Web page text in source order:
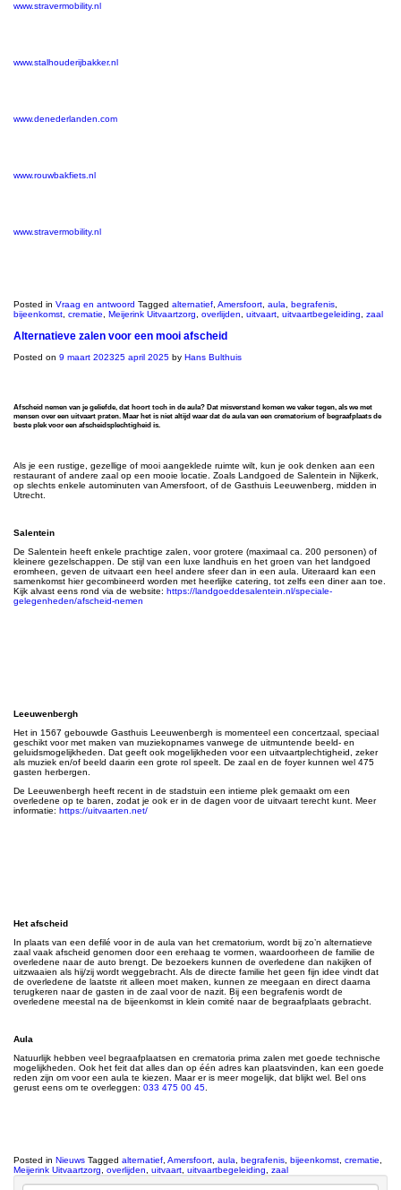
www.stravermobility.nl
www.stalhouderijbakker.nl
www.denederlanden.com
www.rouwbakfiets.nl
www.stravermobility.nl
Posted in Vraag en antwoord Tagged alternatief Amersfoort aula begrafenis
bijeenkomst crematie Meijerink Uitvaartzorg overlijden uitvaart uitvaartbegeleiding zaal
Alternatieve zalen voor een mooi afscheid
Posted on 9 maart 202325 april 2025 by Hans Bulthuis
Afscheid nemen van je geliefde, dat hoort toch in de aula? Dat misverstand komen we vaker tegen, als we met
mensen over een uitvaart praten. Maar het is niet altijd waar dat de aula van een crematorium of begraafplaats de
beste plek voor een afscheidsplechtigheid is.
Als je een rustige, gezellige of mooi aangeklede ruimte wilt, kun je ook denken aan een
restaurant of andere zaal op een mooie locatie. Zoals Landgoed de Salentein in Nijkerk,
op slechts enkele autominuten van Amersfoort, of de Gasthuis Leeuwenberg, midden in
Utrecht.
Salentein
De Salentein heeft enkele prachtige zalen, voor grotere (maximaal ca. 200 personen) of
kleinere gezelschappen. De stijl van een luxe landhuis en het groen van het landgoed
eromheen, geven de uitvaart een heel andere sfeer dan in een aula. Uiteraard kan een
samenkomst hier gecombineerd worden met heerlijke catering, tot zelfs een diner aan toe.
Kijk alvast eens rond via de website: https://landgoeddesalentein.nl/speciale-
gelegenheden/afscheid-nemen
Leeuwenbergh
Het in 1567 gebouwde Gasthuis Leeuwenbergh is momenteel een concertzaal, speciaal
geschikt voor met maken van muziekopnames vanwege de uitmuntende beeld- en
geluidsmogelijkheden. Dat geeft ook mogelijkheden voor een uitvaartplechtigheid, zeker
als muziek en/of beeld daarin een grote rol speelt. De zaal en de foyer kunnen wel 475
gasten herbergen.
De Leeuwenbergh heeft recent in de stadstuin een intieme plek gemaakt om een
overledene op te baren, zodat je ook er in de dagen voor de uitvaart terecht kunt. Meer
informatie: https://uitvaarten.net/
Het afscheid
In plaats van een defilé voor in de aula van het crematorium, wordt bij zo’n alternatieve
zaal vaak afscheid genomen door een erehaag te vormen, waardoorheen de familie de
overledene naar de auto brengt. De bezoekers kunnen de overledene dan nakijken of
uitzwaaien als hij/zij wordt weggebracht. Als de directe familie het geen fijn idee vindt dat
de overledene de laatste rit alleen moet maken, kunnen ze meegaan en direct daarna
terugkeren naar de gasten in de zaal voor de nazit. Bij een begrafenis wordt de
overledene meestal na de bijeenkomst in klein comité naar de begraafplaats gebracht.
Aula
Natuurlijk hebben veel begraafplaatsen en crematoria prima zalen met goede technische
mogelijkheden. Ook het feit dat alles dan op één adres kan plaatsvinden, kan een goede
reden zijn om voor een aula te kiezen. Maar er is meer mogelijk, dat blijkt wel. Bel ons
gerust eens om te overleggen: 033 475 00 45
Posted in Nieuws Tagged alternatief Amersfoort aula begrafenis bijeenkomst crematie
Meijerink Uitvaartzorg
overlijden uitvaart uitvaartbegeleiding zaal